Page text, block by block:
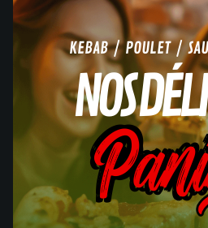
KEBAB / POULET /
NOS